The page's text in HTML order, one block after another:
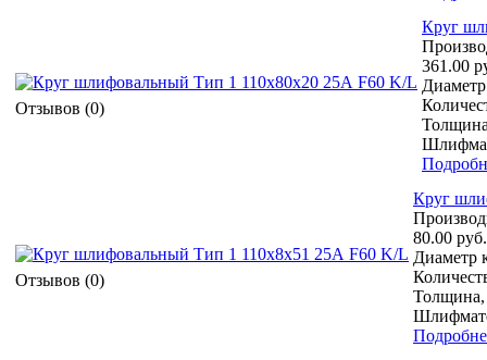
Отзывов (0)
Круг
361.00
Отзывов (0)
Круг
80.00 руб.
Диаметр